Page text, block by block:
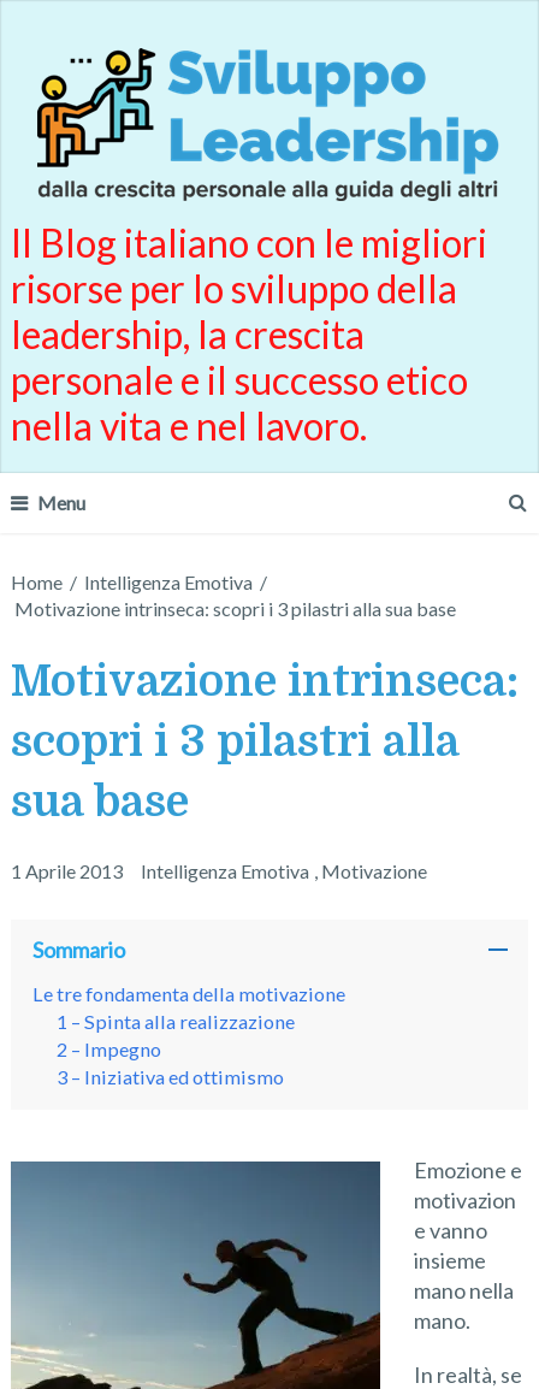
Il Blog italiano con le migliori
risorse per lo sviluppo della
leadership, la crescita
personale e il successo etico
nella vita e nel lavoro.
Menu
Home / Intelligenza Emotiva /
Motivazione intrinseca: scopri i 3 pilastri alla sua base
Motivazione intrinseca:
scopri i 3 pilastri alla
sua base
1 Aprile 2013 Intelligenza Emotiva , Motivazione
Sommario
Le tre fondamenta della motivazione
1 – Spinta alla realizzazione
2 – Impegno
3 – Iniziativa ed ottimismo
Emozione e
motivazion
e vanno
insieme
mano nella
mano.
In realtà, se